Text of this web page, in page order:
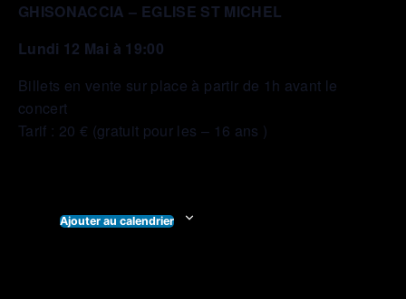
GHISONACCIA – EGLISE ST MICHEL
Lundi 12 Mai à 19:00
Billets en vente sur place à partir de 1h avant le
concert
Tarif : 20 € (gratuit pour les – 16 ans )
Ajouter au calendrier